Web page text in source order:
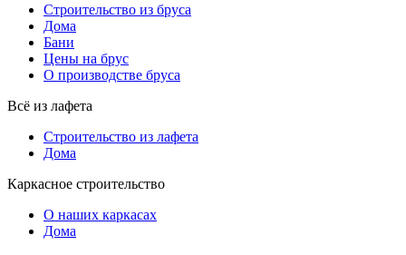
Строительство из бруса
Дома
Бани
Цены на брус
О производстве бруса
Всё из лафета
Строительство из лафета
Дома
Каркасное строительство
О наших каркасах
Дома